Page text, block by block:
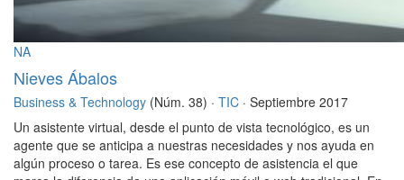
NA
Nieves Ábalos
Business & Technology (Núm. 38) · TIC · Septiembre 2017
Un asistente virtual, desde el punto de vista tecnológico, es un
agente que se anticipa a nuestras necesidades y nos ayuda en
algún proceso o tarea. Es ese concepto de asistencia el que